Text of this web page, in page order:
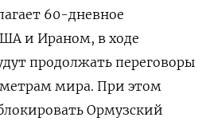
60-дневное
и Ираном, в ходе
продолжать переговоры
мира. При этом
Ормузский